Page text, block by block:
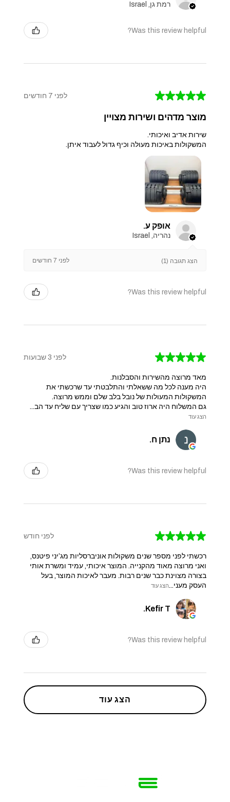
רמת גן, Israel
Was this review helpful?
★
★
★
★
★ לפני 7 חודשים
מוצר מדהים ושירות מצויין
שירות אדיב ואיכותי.
המשקולות באיכות מעולה וכיף גדול לעבוד איתן.
אופק ע.
נהריה, Israel
הצג תגובה (1) לפני 7 חודשים
Was this review helpful?
★
★
★
★
★ לפני 3 שבועות
מאד מרוצה מהשירות והסבלנות.
היה מענה לכל מה ששאלתי והתלבטתי עד שרכשתי את
המשקולות המעולות של נובל בלב שלם וממש מרוצה.
גם המשלוח היה ארוז טוב והגיע כמו שצריך עם שליח עד הב...
הצג עוד
נתן ח.
Was this review helpful?
★
★
★
★
★ לפני חודש
רכשתי לפני מספר שנים משקולות אוניברסליות מג’יני פיטנס,
ואני מרוצה מאוד מהקנייה. המוצר איכותי, עמיד ומשרת אותי
בצורה מצוינת כבר שנים רבות. מעבר לאיכות המוצר, בעל
העסק מעני...הצג עוד
Kefir T.
Was this review helpful?
הצג עוד